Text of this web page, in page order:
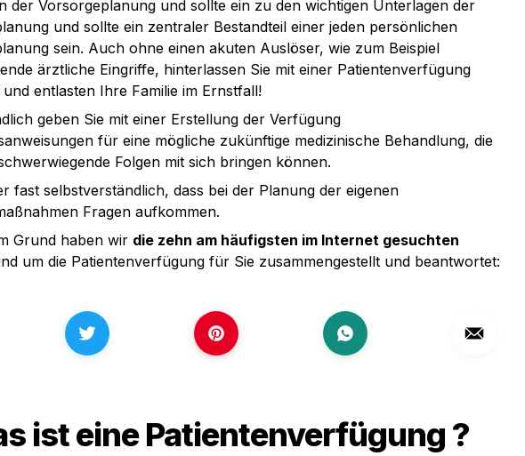
der Vorsorgeplanung und sollte ein zu den wichtigen Unterlagen der
und sollte ein zentraler Bestandteil einer jeden persönlichen
sein. Auch ohne einen akuten Auslöser, wie zum Beispiel
ärztliche Eingriffe, hinterlassen Sie mit einer Patientenverfügung
entlasten Ihre Familie im Ernstfall!
geben Sie mit einer Erstellung der Verfügung
für eine mögliche zukünftige medizinische Behandlung, die
Folgen mit sich bringen können.
fast selbstverständlich, dass bei der Planung der eigenen
Fragen aufkommen.
Grund haben wir die zehn am häufigsten im Internet gesuchten
um die Patientenverfügung für Sie zusammengestellt und beantwortet:
ist eine Patientenverfügung ?